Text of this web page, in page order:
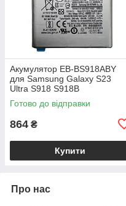
Акумулятор EB-BS918ABY
для Samsung Galaxy S23
Ultra S918 S918B
Готово до відправки
864 ₴
Купити
Про нас